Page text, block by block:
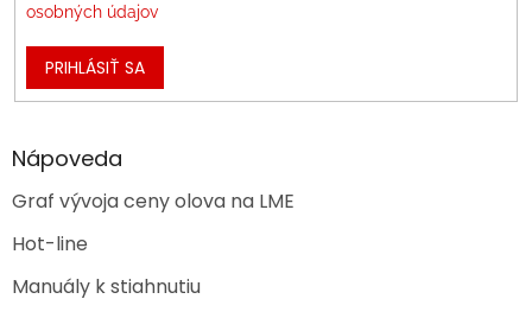
osobných údajov
PRIHLÁSIŤ SA
Nápoveda
Graf vývoja ceny olova na LME
Hot-line
Manuály k stiahnutiu